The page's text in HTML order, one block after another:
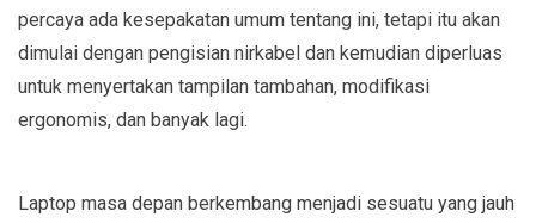
percaya ada kesepakatan umum tentang ini, tetapi itu akan
dimulai dengan pengisian nirkabel dan kemudian diperluas
untuk menyertakan tampilan tambahan, modifikasi
ergonomis, dan banyak lagi.
Laptop masa depan berkembang menjadi sesuatu yang jauh